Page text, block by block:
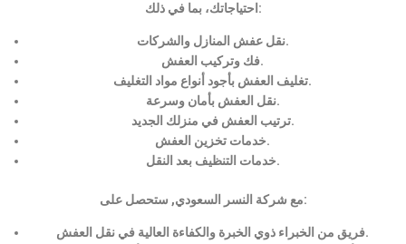
احتياجاتك، بما في ذلك:
نقل عفش المنازل والشركات.
فك وتركيب العفش.
تغليف العفش بأجود أنواع مواد التغليف.
نقل العفش بأمان وسرعة.
ترتيب العفش في منزلك الجديد.
خدمات تخزين العفش.
خدمات التنظيف بعد النقل.
مع شركة النسر السعودي, ستحصل على:
فريق من الخبراء ذوي الخبرة والكفاءة العالية في نقل العفش.